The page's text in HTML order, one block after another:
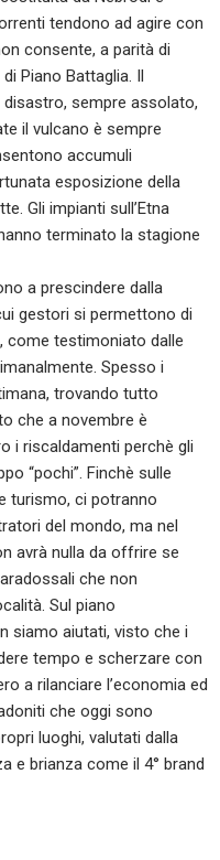
tendono ad agire con
consente, a parità di
Piano Battaglia. Il
disastro, sempre assolato,
il vulcano è sempre
accumuli
esposizione della
Gli impianti sull’Etna
terminato la stagione
a prescindere dalla
gestori si permettono di
come testimoniato dalle
Spesso i
trovando tutto
che a novembre è
i riscaldamenti perchè gli
“pochi”. Finchè sulle
turismo, ci potranno
del mondo, ma nel
avrà nulla da offrire se
che non
Sul piano
siamo aiutati, visto che i
tempo e scherzare con
a rilanciare l’economia ed
che oggi sono
luoghi, valutati dalla
e brianza come il 4° brand